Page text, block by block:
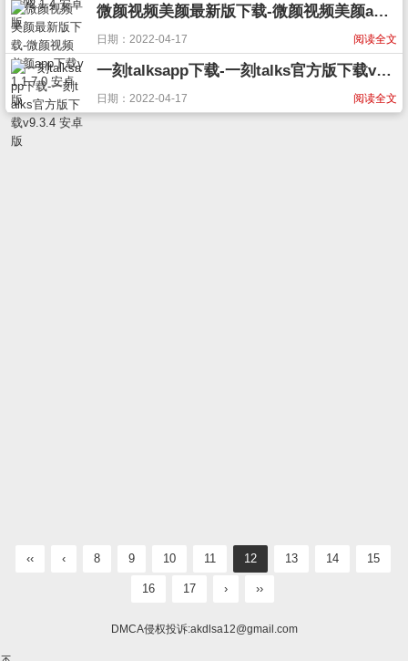
微颜视频美颜最新版下载-微颜视频美颜app下载v1.1.7.0 安卓版
阅读全文
日期：2022-04-17
一刻talksapp下载-一刻talks官方版下载v9.3.4 安卓版
阅读全文
日期：2022-04-17
‹‹ ‹ 8 9 10 11 12 13 14 15
16 17 › ››
DMCA侵权投诉:akdlsa12@gmail.com